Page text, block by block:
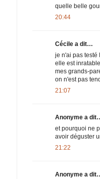
quelle belle
20:44
Cécile a dit…
je n'ai pas testé
elle est
mes grands-
on n'est pas
21:07
Anonyme a
et pourquoi ne
avoir déguster
21:22
Anonyme a